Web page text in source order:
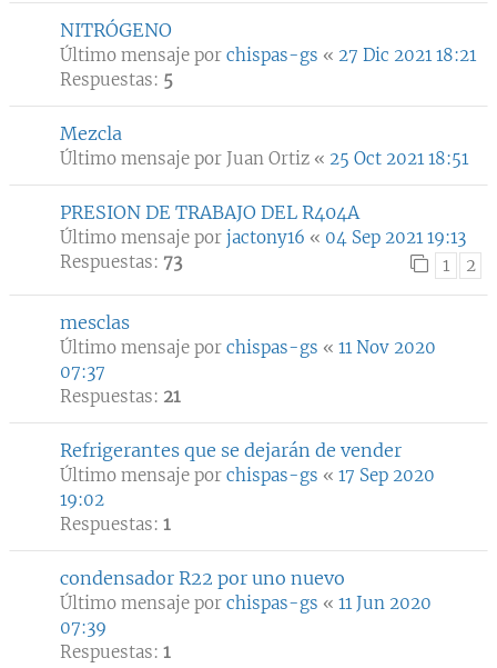
NITRÓGENO
Último mensaje por chispas-gs « 27 Dic 2021 18:21
Respuestas: 5
Mezcla
Último mensaje por Juan Ortiz « 25 Oct 2021 18:51
PRESION DE TRABAJO DEL R404A
Último mensaje por jactony16 « 04 Sep 2021 19:13
Respuestas: 73 1 2
mesclas
Último mensaje por chispas-gs « 11 Nov 2020
07:37
Respuestas: 21
Refrigerantes que se dejarán de vender
Último mensaje por chispas-gs « 17 Sep 2020
19:02
Respuestas: 1
condensador R22 por uno nuevo
Último mensaje por chispas-gs « 11 Jun 2020
07:39
Respuestas: 1